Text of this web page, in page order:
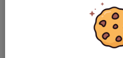
Pass för alla thaiboxare!
Styrka och kondition med